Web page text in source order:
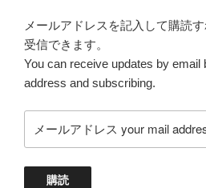
メールアドレスを記入して購読
受信できます。
You can receive updates by email
address and subscribing.
ー
購読